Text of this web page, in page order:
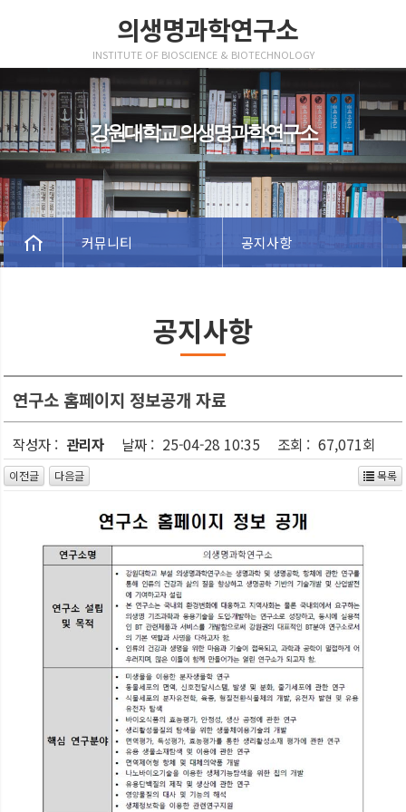
의생명과학연구소
INSTITUTE OF BIOSCIENCE & BIOTECHNOLOGY
강원대학교 의생명과학연구소
커뮤니티 공지사항
공지사항
연구소 홈페이지 정보공개 자료
작성자 : 관리자 날짜 : 25-04-28 10:35 조회 : 67,071회
이전글 다음글 목록